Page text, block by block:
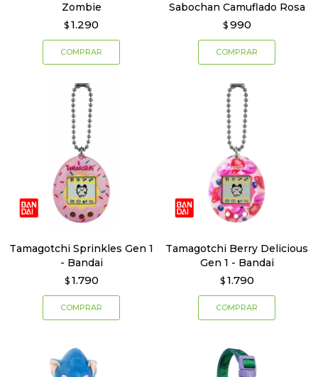
Zombie
$ 1.290
Sabochan Camuflado Rosa
$ 990
Tamagotchi Sprinkles Gen 1
- Bandai
$ 1.790
Tamagotchi Berry Delicious
Gen 1 - Bandai
$ 1.790